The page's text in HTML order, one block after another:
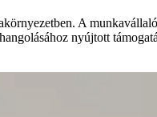
A
nyújtott